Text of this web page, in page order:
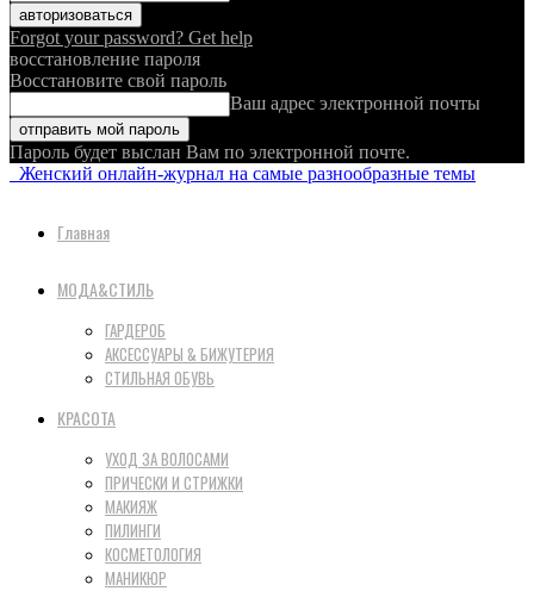
Forgot your password? Get help
восстановление пароля
Восстановите свой пароль
Ваш адрес электронной почты
Пароль будет выслан Вам по электронной почте.
Женский онлайн-журнал на самые разнообразные темы
Главная
МОДА&СТИЛЬ
ГАРДЕРОБ
АКСЕССУАРЫ & БИЖУТЕРИЯ
СТИЛЬНАЯ ОБУВЬ
КРАСОТА
УХОД ЗА ВОЛОСАМИ
ПРИЧЕСКИ И СТРИЖКИ
МАКИЯЖ
ПИЛИНГИ
КОСМЕТОЛОГИЯ
МАНИКЮР